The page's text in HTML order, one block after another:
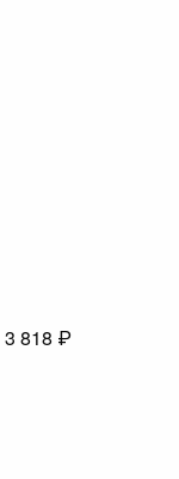
3 818 ₽